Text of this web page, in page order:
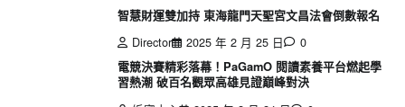
智慧財運雙加持 東海龍門天聖宮文昌法會倒數報名
Director
2025 年 2 月 25 日
0
電競決賽精彩落幕！PaGamO 閱讀素養平台燃起學
習熱潮 破百名觀眾高雄見證巔峰對決